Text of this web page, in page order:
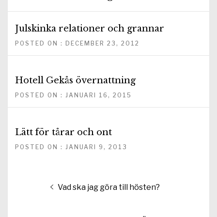
Julskinka relationer och grannar
POSTED ON : DECEMBER 23, 2012
Hotell Gekås övernattning
POSTED ON : JANUARI 16, 2015
Lätt för tårar och ont
POSTED ON : JANUARI 9, 2013
Inläggsnavigering
Föregående
Vad ska jag göra till hösten?